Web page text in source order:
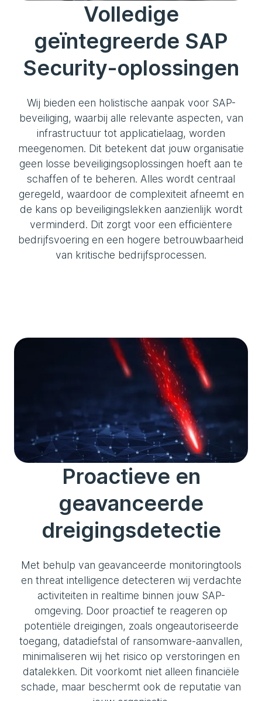
Volledige
geïntegreerde SAP
Security-oplossingen
Wij bieden een holistische aanpak voor SAP-
beveiliging, waarbij alle relevante aspecten, van
infrastructuur tot applicatielaag, worden
meegenomen. Dit betekent dat jouw organisatie
geen losse beveiligingsoplossingen hoeft aan te
schaffen of te beheren. Alles wordt centraal
geregeld, waardoor de complexiteit afneemt en
de kans op beveiligingslekken aanzienlijk wordt
verminderd. Dit zorgt voor een efficiëntere
bedrijfsvoering en een hogere betrouwbaarheid
van kritische bedrijfsprocessen.
Proactieve en
geavanceerde
dreigingsdetectie
Met behulp van geavanceerde monitoringtools
en threat intelligence detecteren wij verdachte
activiteiten in realtime binnen jouw SAP-
omgeving. Door proactief te reageren op
potentiële dreigingen, zoals ongeautoriseerde
toegang, datadiefstal of ransomware-aanvallen,
minimaliseren wij het risico op verstoringen en
datalekken. Dit voorkomt niet alleen financiële
schade, maar beschermt ook de reputatie van